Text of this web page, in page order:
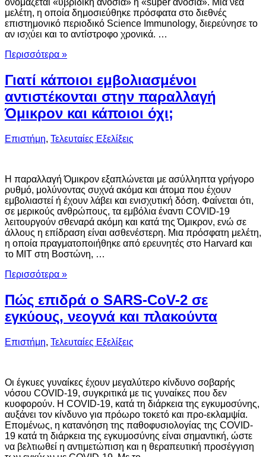
ονομάζεται «υβριδική ανοσία» ή «super ανοσία». Μια νέα
μελέτη, η οποία δημοσιεύθηκε πρόσφατα στο διεθνές
επιστημονικό περιοδικό Science Immunology, διερεύνησε το
αν ισχύει και το αντίστροφο χρονικά. …
Περισσότερα »
Γιατί κάποιοι εμβολιασμένοι
αντιστέκονται στην παραλλαγή
Όμικρον και κάποιοι όχι;
Επιστήμη, Τελευταίες Εξελίξεις
Η παραλλαγή Όμικρον εξαπλώνεται με ασύλληπτα γρήγορο
ρυθμό, μολύνοντας συχνά ακόμα και άτομα που έχουν
εμβολιαστεί ή έχουν λάβει και ενισχυτική δόση. Φαίνεται ότι,
σε μερικούς ανθρώπους, τα εμβόλια έναντι COVID-19
λειτουργούν σθεναρά ακόμη και κατά της Όμικρον, ενώ σε
άλλους η επίδραση είναι ασθενέστερη. Μια πρόσφατη μελέτη,
η οποία πραγματοποιήθηκε από ερευνητές στο Harvard και
το MIT στη Βοστώνη, …
Περισσότερα »
Πώς επιδρά ο SARS-CoV-2 σε
εγκύους, νεογνά και πλακούντα
Επιστήμη, Τελευταίες Εξελίξεις
Οι έγκυες γυναίκες έχουν μεγαλύτερο κίνδυνο σοβαρής
νόσου COVID-19, συγκριτικά με τις γυναίκες που δεν
κυοφορούν. Η COVID-19, κατά τη διάρκεια της εγκυμοσύνης,
αυξάνει τον κίνδυνο για πρόωρο τοκετό και προ-εκλαμψία.
Επομένως, η κατανόηση της παθοφυσιολογίας της COVID-
19 κατά τη διάρκεια της εγκυμοσύνης είναι σημαντική, ώστε
να βελτιωθεί η αντιμετώπιση και η θεραπευτική προσέγγιση